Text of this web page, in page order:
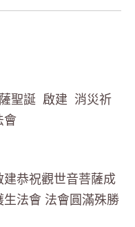
聖誕 啟建 消災祈
會
恭祝觀世音菩薩成
法會 法會圓滿殊勝